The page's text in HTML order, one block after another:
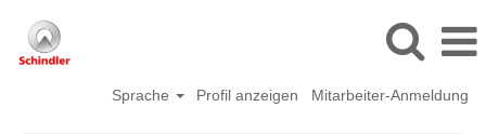
Sprache Profil anzeigen Mitarbeiter-Anmeldung